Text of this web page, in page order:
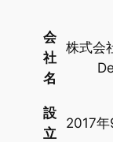
会
社
名
株式会
設
立
2017